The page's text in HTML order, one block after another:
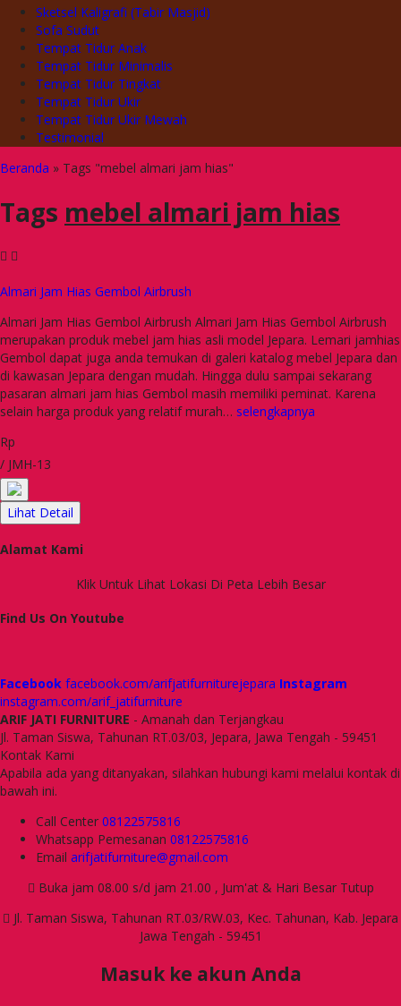
Sketsel Kaligrafi (Tabir Masjid)
Sofa Sudut
Tempat Tidur Anak
Tempat Tidur Minimalis
Tempat Tidur Tingkat
Tempat Tidur Ukir
Tempat Tidur Ukir Mewah
Testimonial
Beranda » Tags "mebel almari jam hias"
Tags mebel almari jam hias
Almari Jam Hias Gembol Airbrush
Almari Jam Hias Gembol Airbrush Almari Jam Hias Gembol Airbrush
merupakan produk mebel jam hias asli model Jepara. Lemari jamhias
Gembol dapat juga anda temukan di galeri katalog mebel Jepara dan
di kawasan Jepara dengan mudah. Hingga dulu sampai sekarang
pasaran almari jam hias Gembol masih memiliki peminat. Karena
selain harga produk yang relatif murah… selengkapnya
Rp
/ JMH-13
Lihat Detail
Alamat Kami
Klik Untuk Lihat Lokasi Di Peta Lebih Besar
Find Us On Youtube
Facebook facebook.com/arifjatifurniturejepara Instagram
instagram.com/arif_jatifurniture
ARIF JATI FURNITURE - Amanah dan Terjangkau
Jl. Taman Siswa, Tahunan RT.03/03, Jepara, Jawa Tengah - 59451
Kontak Kami
Apabila ada yang ditanyakan, silahkan hubungi kami melalui kontak di
bawah ini.
Call Center 08122575816
Whatsapp Pemesanan 08122575816
Email arifjatifurniture@gmail.com
Buka jam 08.00 s/d jam 21.00 , Jum'at & Hari Besar Tutup
Jl. Taman Siswa, Tahunan RT.03/RW.03, Kec. Tahunan, Kab. Jepara
Jawa Tengah - 59451
Masuk ke akun Anda